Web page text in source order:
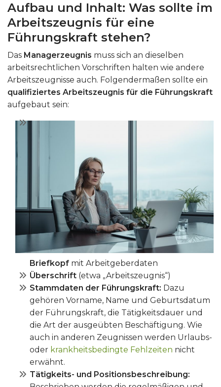
Aufbau und Inhalt: Was sollte im
Arbeitszeugnis für eine
Führungskraft stehen?
Das Managerzeugnis muss sich an dieselben
arbeitsrechtlichen Vorschriften halten wie andere
Arbeitszeugnisse auch. Folgendermaßen sollte ein
qualifiziertes Arbeitszeugnis für die Führungskraft
aufgebaut sein:
Briefkopf mit Arbeitgeberdaten
Überschrift (etwa „Arbeitszeugnis“)
Stammdaten der Führungskraft: Dazu
gehören Vorname, Name und Geburtsdatum
der Führungskraft, die Tätigkeitsdauer und
die Art der ausgeübten Beschäftigung. Wie
auch in anderen Zeugnissen werden Urlaubs-
oder krankheitsbedingte Fehlzeiten nicht
erwähnt.
Tätigkeits- und Positionsbeschreibung: